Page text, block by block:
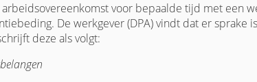
voor bepaalde tijd met een
De werkgever (DPA) vindt dat er sprake
deze als volgt: